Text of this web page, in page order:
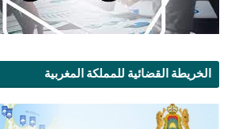
الخريطة القضائية للمملكة المغربية